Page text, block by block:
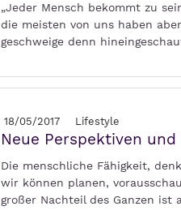
„Jeder Mensch bekommt zu
die meisten von uns haben
geschweige denn
18/05/2017 Lifestyle
Neue Perspektiven
Die menschliche Fähigkeit,
wir können planen,
großer Nachteil des Ganzen